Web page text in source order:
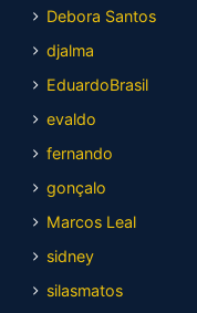
Debora Santos
djalma
EduardoBrasil
evaldo
fernando
gonçalo
Marcos Leal
sidney
silasmatos